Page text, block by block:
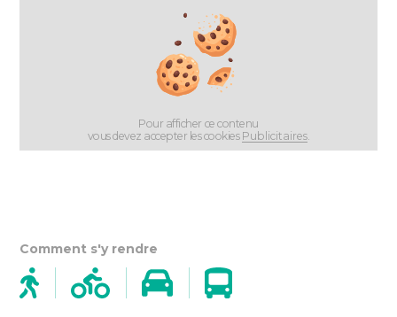
Pour afficher ce contenu
vous devez accepter les cookies Publicitaires.
Comment s'y rendre